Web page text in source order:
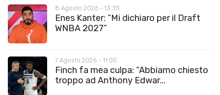
8 Agosto 2026 - 13:35
Enes Kanter: “Mi dichiaro per il Draft
WNBA 2027”
7 Agosto 2026 - 11:00
Finch fa mea culpa: “Abbiamo chiesto
troppo ad Anthony Edwar...